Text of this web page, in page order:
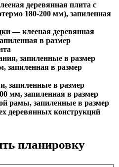
деревянная плита с
180-200 мм), запиленная
— клееная деревянная
в размер
запиленные в размер
запиленная в размер
запиленные в размер
мм, запиленная в размер
рамы, запиленные в размер
деревянных конструкций
планировку